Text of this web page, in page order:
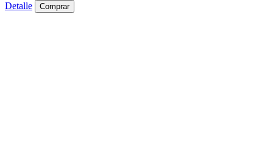
Detalle Comprar